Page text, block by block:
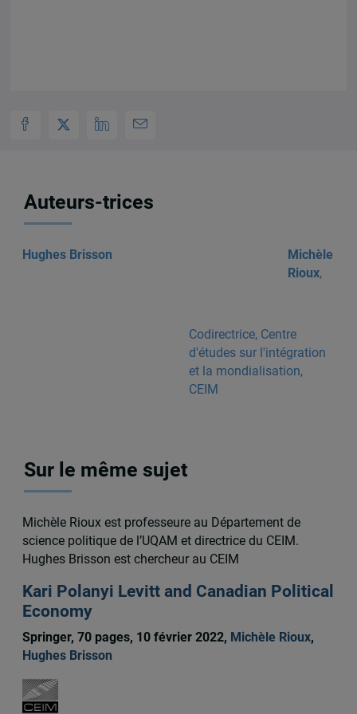
Auteurs-trices
Hughes Brisson
Michèle
Rioux,
Codirectrice, Centre
d'études sur l'intégration
et la mondialisation,
CEIM
Sur le même sujet
Michèle Rioux est professeure au Département de
science politique de l’UQAM et directrice du CEIM.
Hughes Brisson est chercheur au CEIM
Kari Polanyi Levitt and Canadian Political
Economy
Springer, 70 pages, 10 février 2022, Michèle Rioux,
Hughes Brisson